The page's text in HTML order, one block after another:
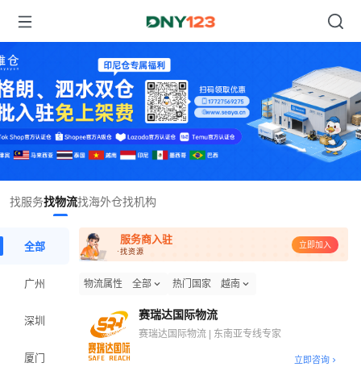
找服务找物流找海外仓找机构
全部
广州
深圳
厦门
服务商入驻
·找资源
立即加入
物流属性 全部 热门国家 越南
赛瑞达国际物流
赛瑞达国际物流 | 东南亚专线专家
立即咨询